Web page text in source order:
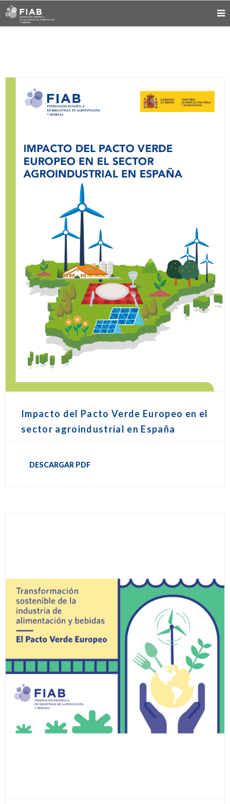
Impacto del Pacto Verde Europeo en el
sector agroindustrial en España
DESCARGAR PDF